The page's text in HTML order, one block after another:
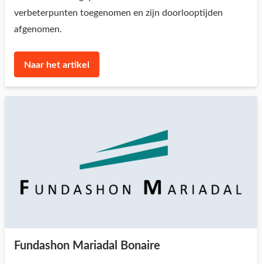
verbeterpunten toegenomen en zijn doorlooptijden
afgenomen.
Naar het artikel
Fundashon Mariadal Bonaire